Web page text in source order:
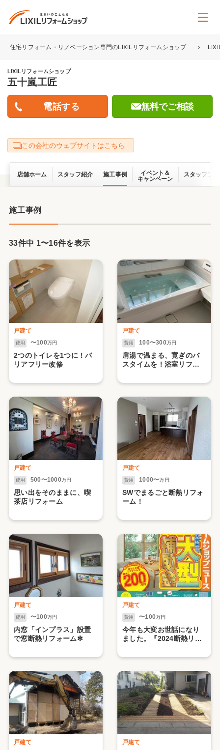
住宅リフォーム・リノベーション専門のLIXILリフォームショップ
LIXILリフォームショップ
五十嵐工匠
無料でご相談
この会社のウェブサイトはこちら
店舗ホーム スタッフ紹介 施工事例
イベント＆
キャンペーン
スタッフブ
施工事例
33件中 1〜16件を表示
戸建て
費用 〜100万円
2つのトイレを1つに！バ
リアフリー改修
戸建て
費用 100〜300万円
肩湯で温まる、寛ぎのバ
スタイムを！浴室リフォ
戸建て
費用 500〜1000万円
思い出をそのままに、喫
茶店リフォーム
戸建て
費用 1000〜万円
SWでまるごと断熱リフォ
ーム！
戸建て
費用 〜100万円
内窓「インプラス」設置
で窓断熱リフォーム✼
戸建て
費用 〜100万円
今年も大変お世話になり
ました。『2024断熱リフ
ありがとうございまし
てエコ・先進的窓リノベ
事業）
戸建て 戸建て